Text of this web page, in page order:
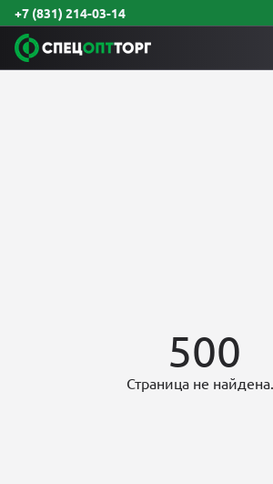
+7 (831) 214-03-14
500
Страница не найдена...